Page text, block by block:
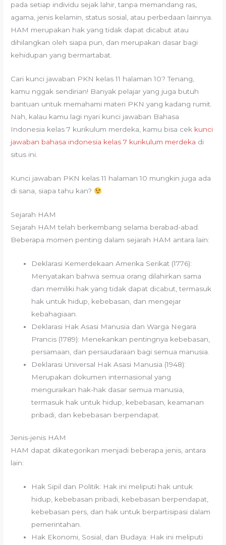
pada setiap individu sejak lahir, tanpa memandang ras,
agama, jenis kelamin, status sosial, atau perbedaan lainnya.
HAM merupakan hak yang tidak dapat dicabut atau
dihilangkan oleh siapa pun, dan merupakan dasar bagi
kehidupan yang bermartabat.
Cari kunci jawaban PKN kelas 11 halaman 10? Tenang,
kamu nggak sendirian! Banyak pelajar yang juga butuh
bantuan untuk memahami materi PKN yang kadang rumit.
Nah, kalau kamu lagi nyari kunci jawaban Bahasa
Indonesia kelas 7 kurikulum merdeka, kamu bisa cek kunci
jawaban bahasa indonesia kelas 7 kurikulum merdeka di
situs ini.
Kunci jawaban PKN kelas 11 halaman 10 mungkin juga ada
di sana, siapa tahu kan?
Sejarah HAM
Sejarah HAM telah berkembang selama berabad-abad.
Beberapa momen penting dalam sejarah HAM antara lain:
Deklarasi Kemerdekaan Amerika Serikat (1776):
Menyatakan bahwa semua orang dilahirkan sama
dan memiliki hak yang tidak dapat dicabut, termasuk
hak untuk hidup, kebebasan, dan mengejar
kebahagiaan.
Deklarasi Hak Asasi Manusia dan Warga Negara
Prancis (1789): Menekankan pentingnya kebebasan,
persamaan, dan persaudaraan bagi semua manusia.
Deklarasi Universal Hak Asasi Manusia (1948):
Merupakan dokumen internasional yang
menguraikan hak-hak dasar semua manusia,
termasuk hak untuk hidup, kebebasan, keamanan
pribadi, dan kebebasan berpendapat.
Jenis-jenis HAM
HAM dapat dikategorikan menjadi beberapa jenis, antara
lain:
Hak Sipil dan Politik: Hak ini meliputi hak untuk
hidup, kebebasan pribadi, kebebasan berpendapat,
kebebasan pers, dan hak untuk berpartisipasi dalam
pemerintahan.
Hak Ekonomi, Sosial, dan Budaya: Hak ini meliputi